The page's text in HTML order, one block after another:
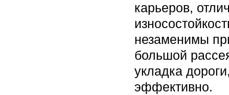
карьеров,
незаменимы
большой
укладка
эффективно.